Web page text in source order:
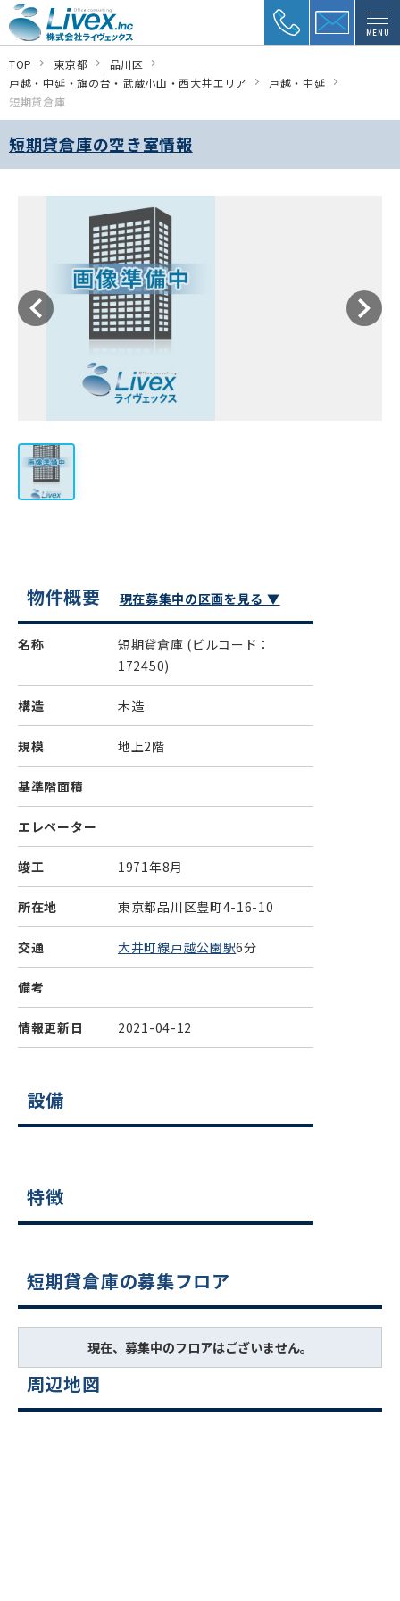
MENU
TOP 東京都
品川区
戸越・中延・旗の台・武蔵小山・西大井エリア
戸越・中延
短期貸倉庫
短期貸倉庫の空き室情報
物件概要 現在募集中の区画を見る ▼
名称 短期貸倉庫 (ビルコード：
172450)
構造 木造
規模 地上2階
基準階面積
エレベーター
竣工 1971年8月
所在地 東京都品川区豊町4-16-10
交通 大井町線戸越公園駅6分
備考
情報更新日 2021-04-12
設備
特徴
短期貸倉庫の募集フロア
現在、募集中のフロアはございません。
周辺地図